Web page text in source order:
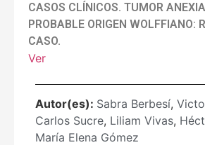
CASOS CLÍNICOS. TUMOR
PROBABLE ORIGEN WOLFFIANO:
CASO.
Ver
Autor(es): Sabra Berbesí,
Carlos Sucre, Liliam Vivas,
María Elena Gómez